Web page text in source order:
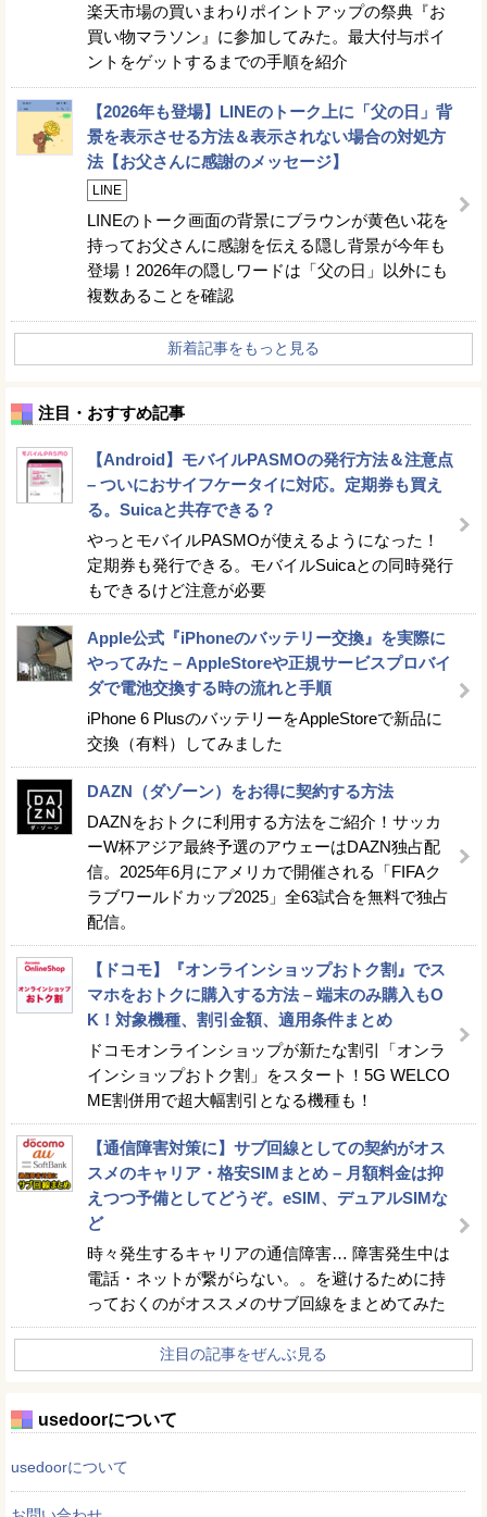
楽天市場の買いまわりポイントアップの祭典『お
買い物マラソン』に参加してみた。最大付与ポイ
ントをゲットするまでの手順を紹介
【2026年も登場】LINEのトーク上に「父の日」背
景を表示させる方法＆表示されない場合の対処方
法【お父さんに感謝のメッセージ】
LINE
LINEのトーク画面の背景にブラウンが黄色い花を
持ってお父さんに感謝を伝える隠し背景が今年も
登場！2026年の隠しワードは「父の日」以外にも
複数あることを確認
新着記事をもっと見る
注目・おすすめ記事
【Android】モバイルPASMOの発行方法＆注意点
– ついにおサイフケータイに対応。定期券も買え
る。Suicaと共存できる？
やっとモバイルPASMOが使えるようになった！
定期券も発行できる。モバイルSuicaとの同時発行
もできるけど注意が必要
Apple公式『iPhoneのバッテリー交換』を実際に
やってみた – AppleStoreや正規サービスプロバイ
ダで電池交換する時の流れと手順
iPhone 6 PlusのバッテリーをAppleStoreで新品に
交換（有料）してみました
DAZN（ダゾーン）をお得に契約する方法
DAZNをおトクに利用する方法をご紹介！サッカ
ーW杯アジア最終予選のアウェーはDAZN独占配
信。2025年6月にアメリカで開催される「FIFAク
ラブワールドカップ2025」全63試合を無料で独占
配信。
【ドコモ】『オンラインショップおトク割』でス
マホをおトクに購入する方法 – 端末のみ購入もO
K！対象機種、割引金額、適用条件まとめ
ドコモオンラインショップが新たな割引「オンラ
インショップおトク割」をスタート！5G WELCO
ME割併用で超大幅割引となる機種も！
【通信障害対策に】サブ回線としての契約がオス
スメのキャリア・格安SIMまとめ – 月額料金は抑
えつつ予備としてどうぞ。eSIM、デュアルSIMな
ど
時々発生するキャリアの通信障害… 障害発生中は
電話・ネットが繋がらない。。を避けるために持
っておくのがオススメのサブ回線をまとめてみた
注目の記事をぜんぶ見る
usedoorについて
usedoorについて